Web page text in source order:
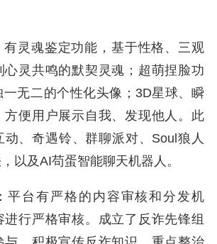
有灵魂鉴定功能，基于性格、三观
心灵共鸣的默契灵魂；超萌捏脸功
无二的个性化头像；3D星球、瞬
方便用户展示自我、发现他人。此
、奇遇铃、群聊派对、Soul狼人
以及AI苟蛋智能聊天机器人。
平台有严格的内容审核和分发机
行严格审核。成立了反诈先锋组